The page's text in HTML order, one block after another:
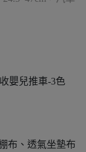
嬰兒推車-3色
布、透氣坐墊布